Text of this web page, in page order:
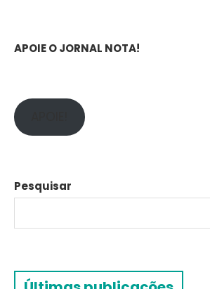
APOIE O JORNAL NOTA!
Pesquisar